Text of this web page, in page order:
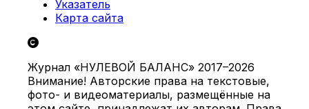
Указатель
Карта сайта
Журнал «НУЛЕВОЙ БАЛАНС» 2017–2026
Внимание! Авторские права на текстовые,
фото- и видеоматериалы, размещённые на